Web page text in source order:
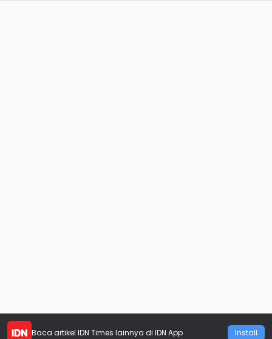
Baca artikel IDN Times lainnya di IDN App Install